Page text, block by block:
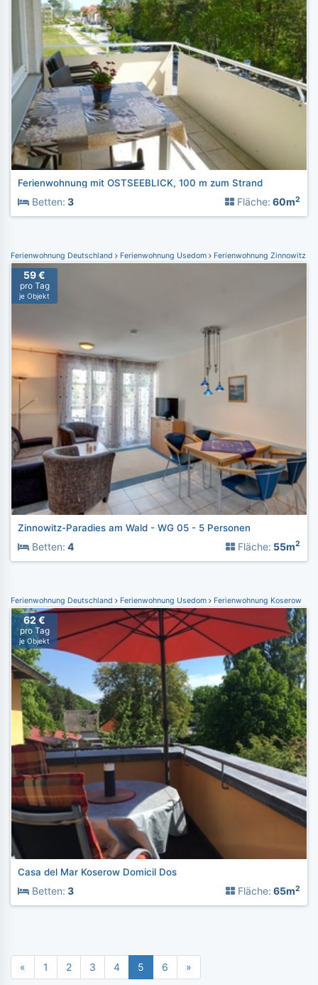
Ferienwohnung mit OSTSEEBLICK, 100 m zum Strand
Betten: 3 Fläche: 60m2
Ferienwohnung Deutschland Ferienwohnung Usedom Ferienwohnung Zinnowitz
59 €
pro Tag
je Objekt
Zinnowitz-Paradies am Wald - WG 05 - 5 Personen
Betten: 4 Fläche: 55m2
Ferienwohnung Deutschland Ferienwohnung Usedom Ferienwohnung Koserow
62 €
pro Tag
je Objekt
Casa del Mar Koserow Domicil Dos
Betten: 3 Fläche: 65m2
« 1 2 3 4 5 6 »